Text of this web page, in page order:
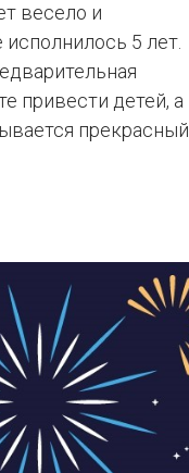
весело и
5 лет.
привести детей, а
прекрасный